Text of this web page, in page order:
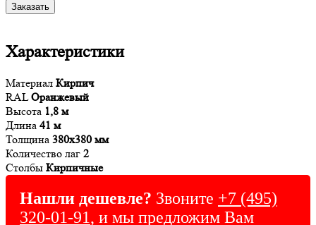
Заказать
Характеристики
Материал Кирпич
RALОранжевый
Высота 1,8 м
Длина 41 м
Толщина 380х380 мм
Количество лаг 2
Столбы Кирпичные
Нашли дешевле? Звоните +7 (495)
320-01-91, и мы предложим Вам